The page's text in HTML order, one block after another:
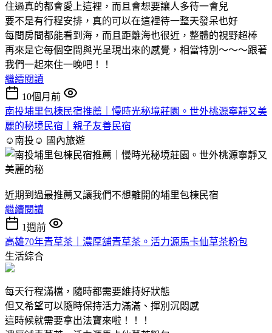
住過真的都會愛上這裡，而且會想要讓人多待一會兒
要不是有行程安排，真的可以在這裡待一整天發呆也好
每間房間都能看到海，而且距離海也很近，整體的視野超棒
再來是它每個空間與光呈現出來的感覺，相當特別～～～跟著
我們一起來住一晚吧！！
繼續閱讀
10個月前
南投埔里包棟民宿推薦｜慢時光秘境莊園。世外桃源寧靜又美
麗的秘境民宿｜親子友善民宿
☺南投☺ 國內旅遊
近期到過最推薦又讓我們不想離開的埔里包棟民宿
繼續閱讀
1週前
高雄70年青草茶｜濃厚舖青草茶。活力源馬卡仙草茶粉包
生活綜合
每天行程滿檔，隨時都需要維持好狀態
但又希望可以隨時保持活力滿滿、揮別沉悶感
這時候就需要拿出法寶來啦！！！